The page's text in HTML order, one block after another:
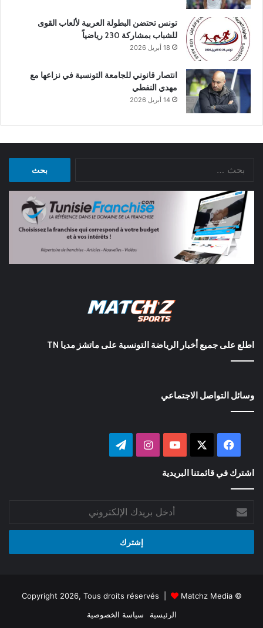
تونس تحتضن البطولة العربية لألعاب القوى
للشباب بمشاركة 230 رياضياً
18 أبريل 2026
انتصار قانوني للجامعة التونسية في نزاعها مع
مهدي النفطي
14 أبريل 2026
اطلع على جميع أخبار الرياضة التونسية على ماتشز مديا TN
وسائل التواصل الاجتماعي
فيسبوك ‫YouTubeانستقرام
اشترك في قائمتنا البريدية
بريدك
الإلكتروني
© Copyright 2026, Tous droits réservés |
Matchz Media
الرئيسية
سياسة الخصوصية